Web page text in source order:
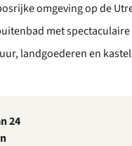
omgeving op de
met
landgoederen en
24